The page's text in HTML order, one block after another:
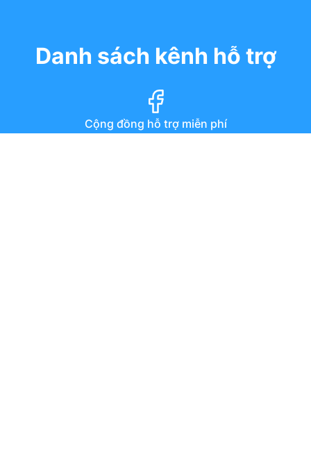
Danh sách kênh hỗ trợ
Cộng đồng hỗ trợ miễn phí